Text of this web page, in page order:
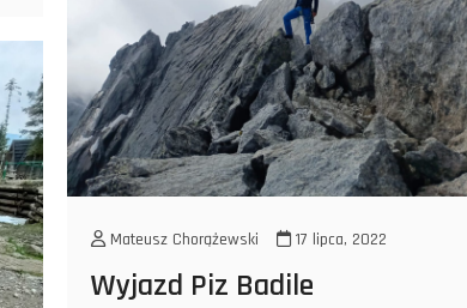
Mateusz Chorążewski 17 lipca, 2022
Wyjazd Piz Badile